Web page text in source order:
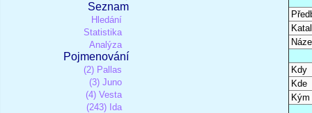
Seznam
Hledání
Statistika
Analýza
Pojmenování
(2) Pallas
(3) Juno
(4) Vesta
(243) Ida
Kdy
Kde
Kým